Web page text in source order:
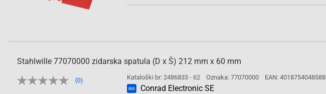
Stahlwille 77070000 zidarska spatula (D x Š) 212 mm x 60 mm
(0) Kataloški br: 2486833 - 62 Oznaka: 77070000 EAN: 4018754048588
ISO Conrad Electronic SE